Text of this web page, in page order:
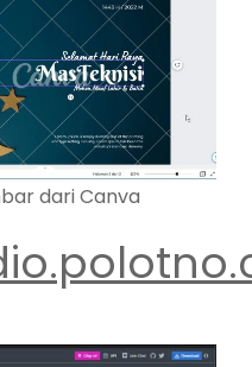
dari Canva